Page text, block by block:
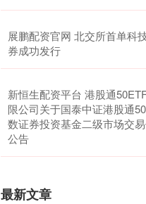
展鹏配资官网 北交所首单科
券成功发行
新恒生配资平台 港股通
限公司关于国泰中证港股通
数证券投资基金二级市场交
公告
最新文章